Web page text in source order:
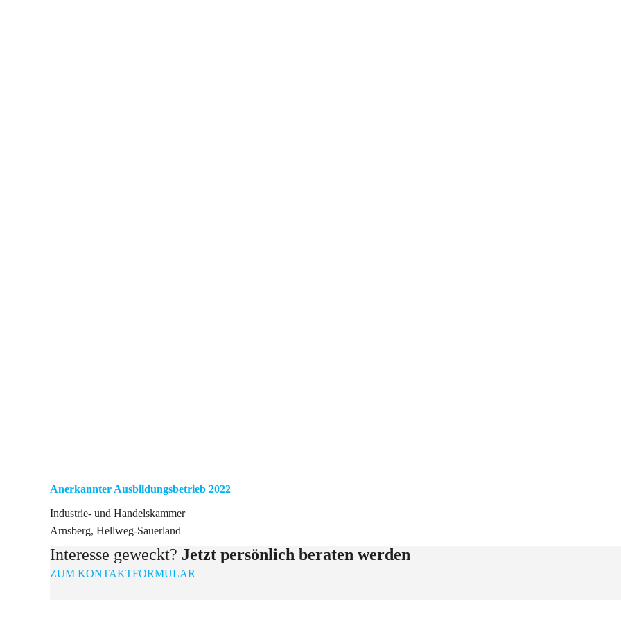
Anerkannter Ausbildungsbetrieb 2022
Industrie- und Handelskammer
Arnsberg, Hellweg-Sauerland
Interesse geweckt? Jetzt persönlich beraten werden
ZUM KONTAKTFORMULAR